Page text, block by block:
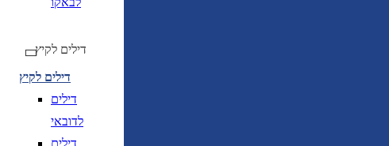
דילים לקיץ
דילים לקיץ
דילים
לדובאי
דילים